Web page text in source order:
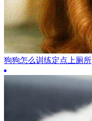
狗狗怎么训练定点上厕所